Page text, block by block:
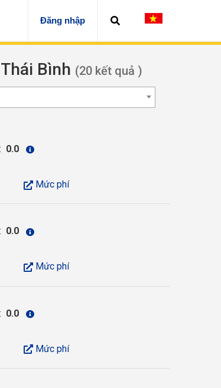
Đăng nhập
Bình (20 kết quả )
0.0
Mức phí
0.0
Mức phí
0.0
Mức phí